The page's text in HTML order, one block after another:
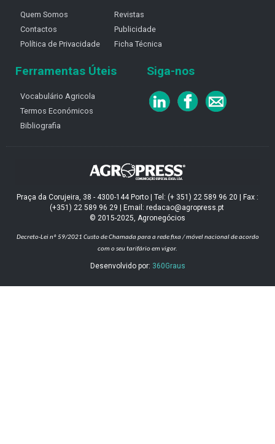
Quem Somos
Contactos
Política de Privacidade
Revistas
Publicidade
Ficha Técnica
Ferramentas Úteis
Vocabulário Agricola
Termos Económicos
Bibliografia
Siga-nos
Praça da Corujeira, 38 - 4300-144 Porto | Tel: (+ 351) 22 589 96 20 | Fax :
(+351) 22 589 96 29 | Email: redacao@agropress.pt
© 2015-2025, Agronegócios
Decreto-Lei nº 59/2021 Custo de Chamada para a rede fixa / móvel nacional de acordo
com o seu tarifário em vigor.
Desenvolvido por: 360Graus